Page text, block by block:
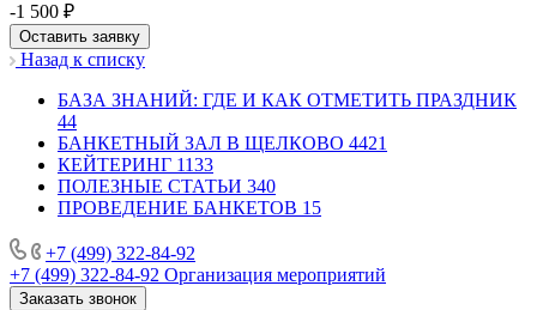
-1 500 ₽
Оставить заявку
Назад к списку
БАЗА ЗНАНИЙ: ГДЕ И КАК ОТМЕТИТЬ ПРАЗДНИК
44
БАНКЕТНЫЙ ЗАЛ В ЩЕЛКОВО 4421
КЕЙТЕРИНГ 1133
ПОЛЕЗНЫЕ СТАТЬИ 340
ПРОВЕДЕНИЕ БАНКЕТОВ 15
+7 (499) 322-84-92
+7 (499) 322-84-92 Организация мероприятий
Заказать звонок